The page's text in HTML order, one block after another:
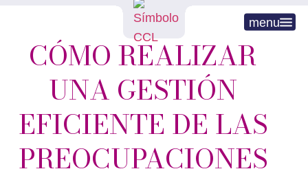
menu
CÓMO REALIZAR
UNA GESTIÓN
EFICIENTE DE LAS
PREOCUPACIONES